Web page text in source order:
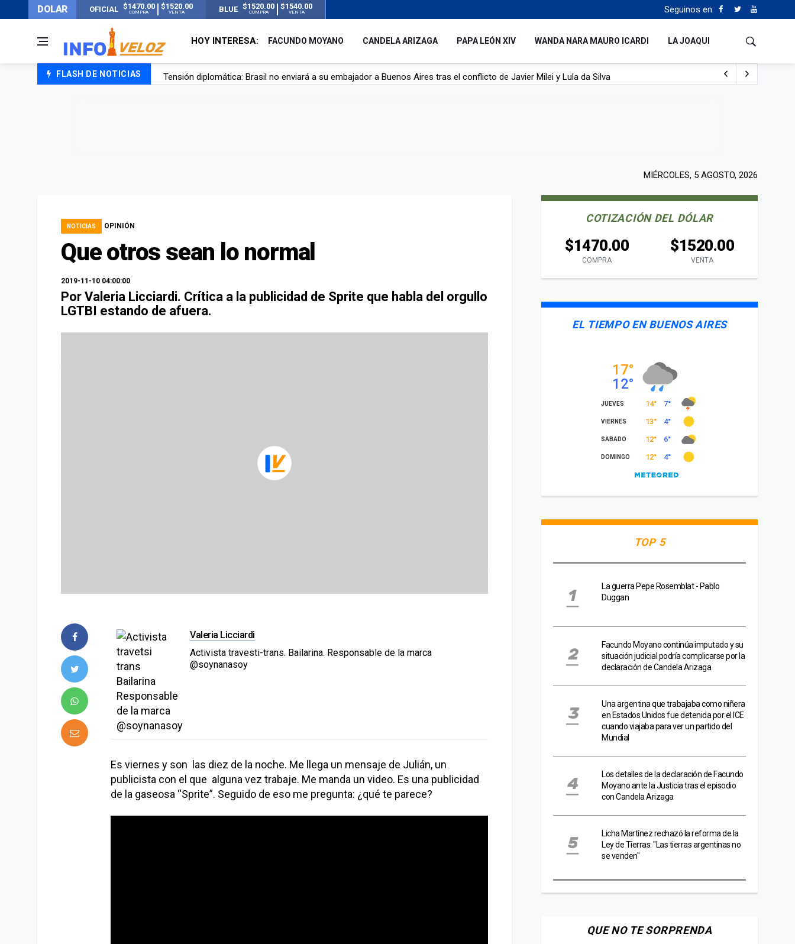
DOLAR OFICIAL $1470.00
COMPRA
$1520.00
VENTA BLUE $1520.00
COMPRA
$1540.00
VENTA Seguinos en
HOY INTERESA: FACUNDO MOYANO CANDELA ARIZAGA PAPA LEÓN XIV WANDA NARA MAURO ICARDI LA JOAQUI
FLASH DE NOTICIAS
Tensión diplomática: Brasil no enviará a su embajador a Buenos Aires tras el conflicto de Javier Milei y Lula da Silva
MIÉRCOLES, 5 AGOSTO, 2026
NOTICIAS OPINIÓN
Que otros sean lo normal
2019-11-10 04:00:00
Por Valeria Licciardi. Crítica a la publicidad de Sprite que habla del orgullo
LGTBI estando de afuera.
Valeria Licciardi
Activista travesti-trans. Bailarina. Responsable de la marca
@soynanasoy
Es viernes y son las diez de la noche. Me llega un mensaje de Julián, un
publicista con el que alguna vez trabaje. Me manda un video. Es una publicidad
de la gaseosa “Sprite”. Seguido de eso me pregunta: ¿qué te parece?
COTIZACIÓN DEL DÓLAR
$1470.00
COMPRA
$1520.00
VENTA
EL TIEMPO EN BUENOS AIRES
TOP 5
La guerra Pepe Rosemblat - Pablo
Duggan
Facundo Moyano continúa imputado y su
situación judicial podría complicarse por la
declaración de Candela Arizaga
Una argentina que trabajaba como niñera
en Estados Unidos fue detenida por el ICE
cuando viajaba para ver un partido del
Mundial
Los detalles de la declaración de Facundo
Moyano ante la Justicia tras el episodio
con Candela Arizaga
Licha Martínez rechazó la reforma de la
Ley de Tierras: "Las tierras argentinas no
se venden"
QUE NO TE SORPRENDA